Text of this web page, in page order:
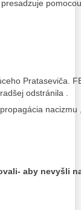
Prataseviča.
odstránila .
aby nevyšli